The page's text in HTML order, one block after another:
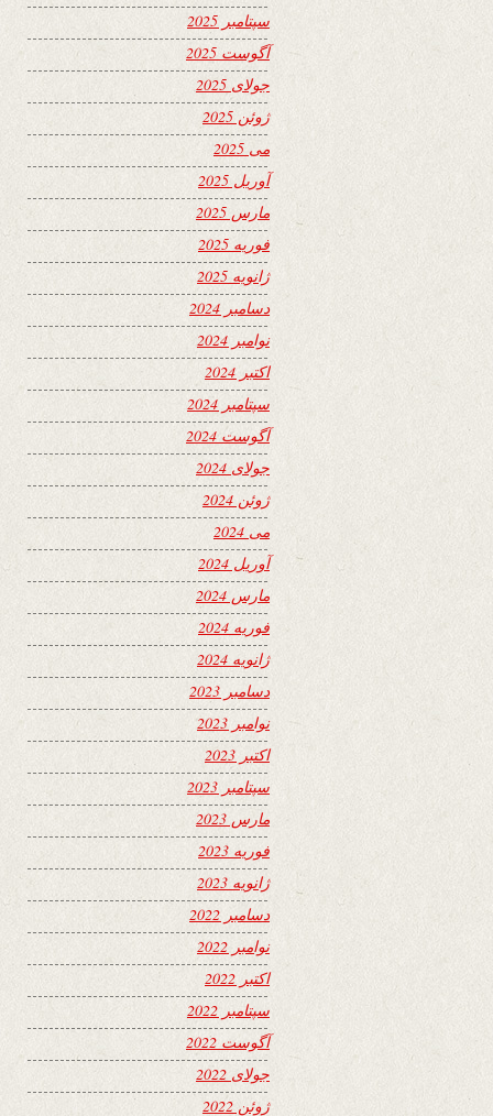
سپتامبر 2025
آگوست 2025
جولای 2025
ژوئن 2025
می 2025
آوریل 2025
مارس 2025
فوریه 2025
ژانویه 2025
دسامبر 2024
نوامبر 2024
اکتبر 2024
سپتامبر 2024
آگوست 2024
جولای 2024
ژوئن 2024
می 2024
آوریل 2024
مارس 2024
فوریه 2024
ژانویه 2024
دسامبر 2023
نوامبر 2023
اکتبر 2023
سپتامبر 2023
مارس 2023
فوریه 2023
ژانویه 2023
دسامبر 2022
نوامبر 2022
اکتبر 2022
سپتامبر 2022
آگوست 2022
جولای 2022
ژوئن 2022